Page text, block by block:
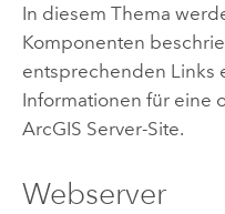
In diesem Thema
Komponenten
entsprechenden Links
Informationen für eine
ArcGIS Server-Site.
Webserver